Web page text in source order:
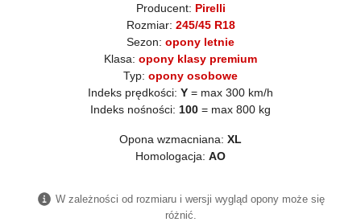
Producent: Pirelli
Rozmiar: 245/45 R18
Sezon: opony letnie
Klasa: opony klasy premium
Typ: opony osobowe
Indeks prędkości: Y = max 300 km/h
Indeks nośności: 100 = max 800 kg
Opona wzmacniana: XL
Homologacja: AO
W zależności od rozmiaru i wersji wygląd opony może się
różnić.